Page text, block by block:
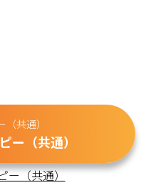
（共通）
ー（共通）
ー（共通）